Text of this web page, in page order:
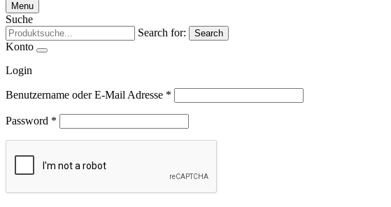
Menu
Suche
Search for:
Search
Konto
Login
Benutzername oder E-Mail Adresse *
Password *